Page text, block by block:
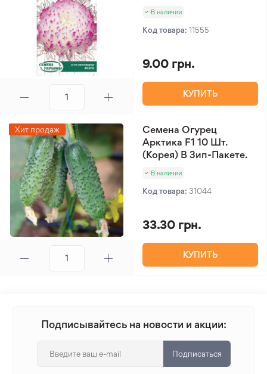
В наличии
Код товара: 11555
9.00 грн.
КУПИТЬ
Хит продаж
Семена Огурец
Арктика F1 10 Шт.
(Корея) В Зип-Пакете.
В наличии
Код товара: 31044
33.30 грн.
КУПИТЬ
Подписывайтесь на новости и акции:
Подписаться